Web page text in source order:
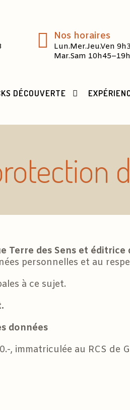
Nos horaires
Lun.Mer.Jeu.Ven
Mar.Sam
DÉCOUVERTE
Terre des Sens et éditrice
personnelles et au
à ce sujet.
données
, immatriculée au RCS de